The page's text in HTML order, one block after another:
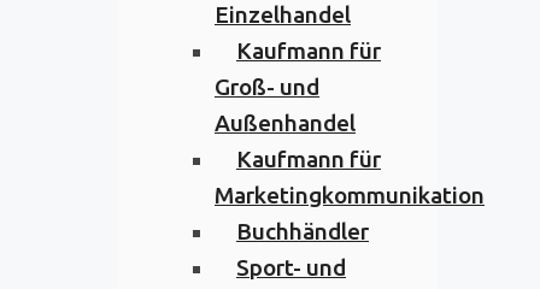
Einzelhandel
Kaufmann für
Groß- und
Außenhandel
Kaufmann für
Marketingkommunikation
Buchhändler
Sport- und